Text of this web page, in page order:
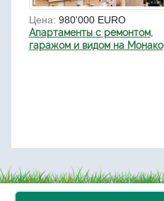
Цена: 980'000 EURO
Апартаменты с ремонтом,
гаражом и видом на Монако